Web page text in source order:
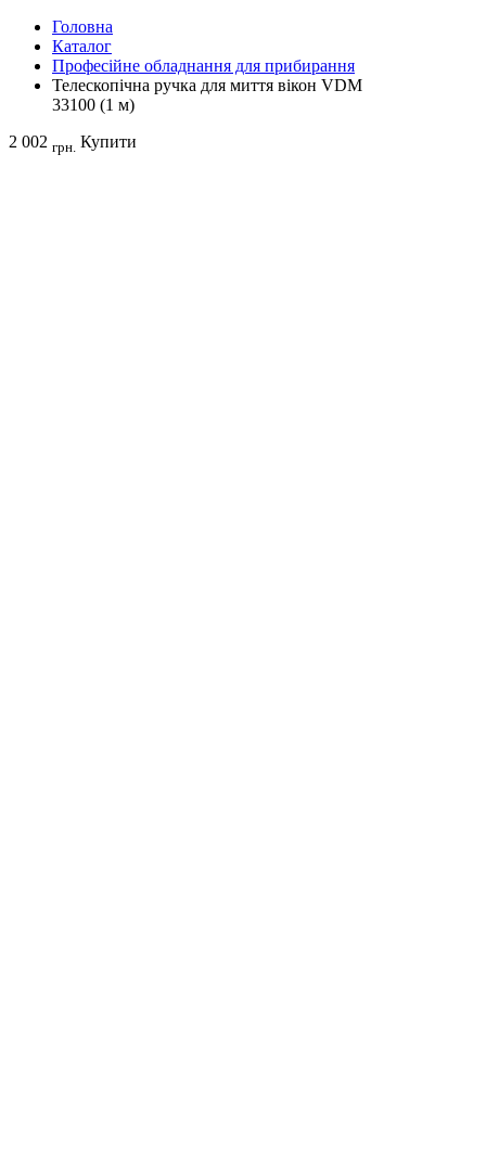
Головна
Каталог
Професійне обладнання для прибирання
Телескопічна ручка для миття вікон VDM
33100 (1 м)
2 002 грн. Купити